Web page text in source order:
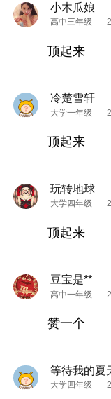
眼精华篇：
精华只宠它：
测评感受：
如果你要查看本
眼霜篇：
近期用的是这两款：
小木瓜娘
高中三年级
顶起来
冷楚雪轩
大学一年级
顶起来
玩转地球
大学四年级
顶起来
豆宝是**
高中一年级
赞一个
等待我的夏
大学四年级